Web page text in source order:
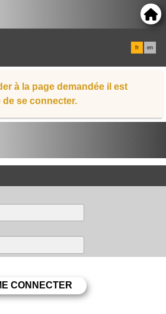
fr en
à la page demandée il est
de se connecter.